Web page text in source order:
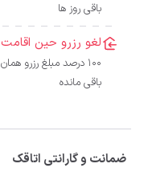
باقی روز ها
لغو رزرو حین اقامت
باقی مانده
ضمانت و گارانتی اتاقک